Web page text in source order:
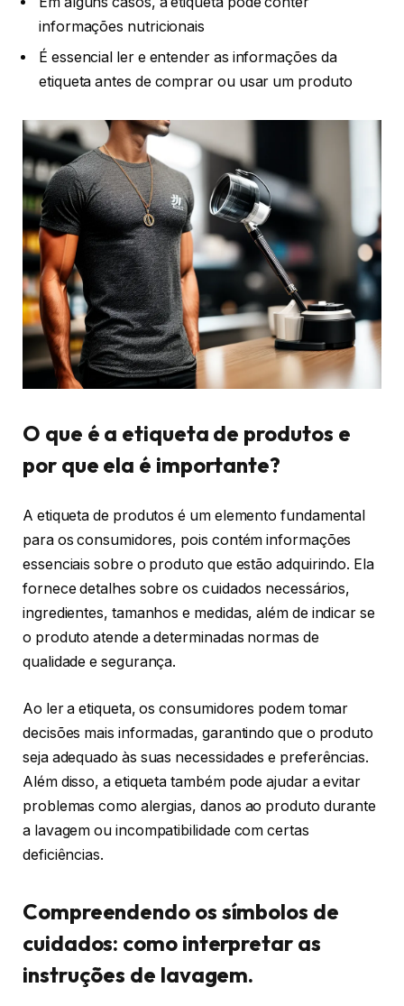
informações nutricionais
É essencial ler e entender as informações da
etiqueta antes de comprar ou usar um produto
O que é a etiqueta de produtos e
por que ela é importante?
A etiqueta de produtos é um elemento fundamental
para os consumidores, pois contém informações
essenciais sobre o produto que estão adquirindo. Ela
fornece detalhes sobre os cuidados necessários,
ingredientes, tamanhos e medidas, além de indicar se
o produto atende a determinadas normas de
qualidade e segurança.
Ao ler a etiqueta, os consumidores podem tomar
decisões mais informadas, garantindo que o produto
seja adequado às suas necessidades e preferências.
Além disso, a etiqueta também pode ajudar a evitar
problemas como alergias, danos ao produto durante
a lavagem ou incompatibilidade com certas
deficiências.
Compreendendo os símbolos de
cuidados: como interpretar as
instruções de lavagem.